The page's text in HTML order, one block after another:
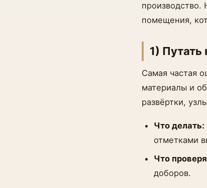
помещения,
1)
Самая частая
материалы и
развёртки,
Что делать:
отметками
Что
доборов.